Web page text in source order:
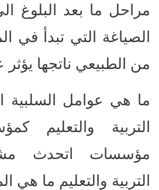
مراحل ما بعد البلوغ
الصياغة التي تبدأ في
من الطبيعي ناتجها
ما هي عوامل السلبية
التربية والتعليم
مؤسسات اتحدث
التربية والتعليم ما هي